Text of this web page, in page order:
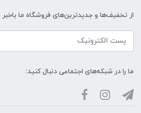
از تخفیف‌ها و جدیدترین‌های فروشگاه ما
ما را در شبکه‌های اجتماعی دنبال کنید: